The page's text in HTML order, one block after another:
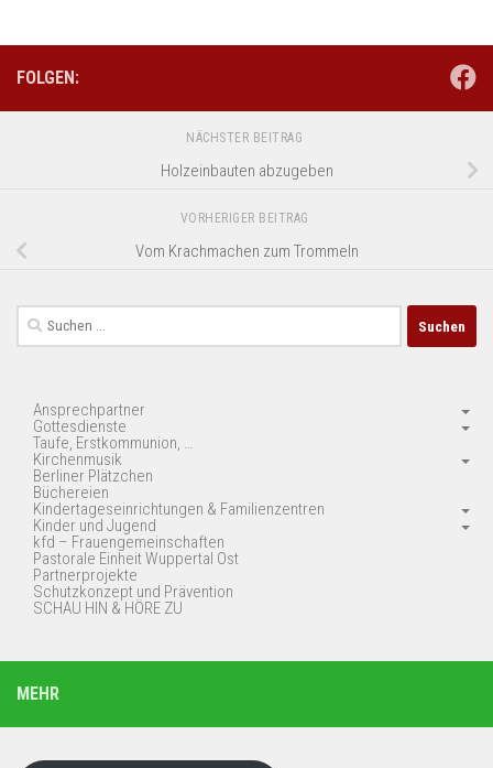
FOLGEN:
NÄCHSTER BEITRAG
Holzeinbauten abzugeben
VORHERIGER BEITRAG
Vom Krachmachen zum Trommeln
Suchen
nach:
Ansprechpartner
Gottesdienste
Taufe, Erstkommunion, …
Kirchenmusik
Berliner Plätzchen
Büchereien
Kindertageseinrichtungen & Familienzentren
Kinder und Jugend
kfd – Frauengemeinschaften
Pastorale Einheit Wuppertal Ost
Partnerprojekte
Schutzkonzept und Prävention
SCHAU HIN & HÖRE ZU
MEHR